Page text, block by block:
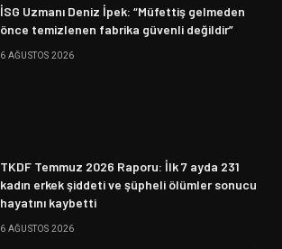
İSG Uzmanı Deniz İpek: “Müfettiş gelmeden
önce temizlenen fabrika güvenli değildir”
6 AĞUSTOS 2026
TKDF Temmuz 2026 Raporu: İlk 7 ayda 231
kadın erkek şiddeti ve şüpheli ölümler sonucu
hayatını kaybetti
6 AĞUSTOS 2026